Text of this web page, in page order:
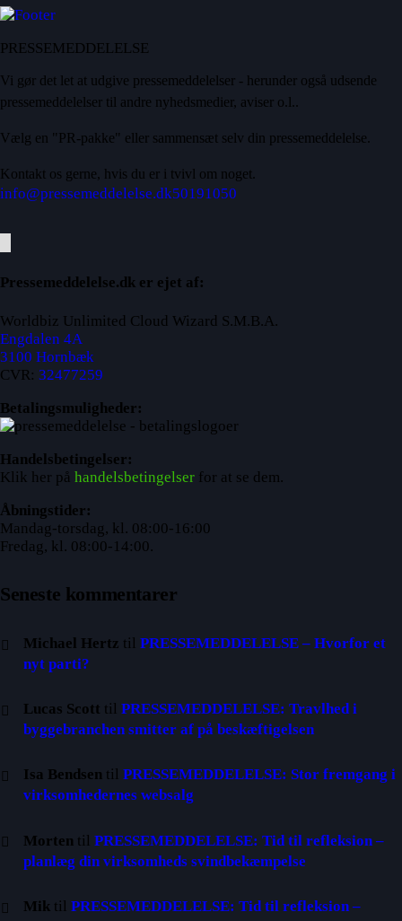
PRESSEMEDDELELSE
Vi gør det let at udgive pressemeddelelser - herunder også udsende
pressemeddelelser til andre nyhedsmedier, aviser o.l..
Vælg en "PR-pakke" eller sammensæt selv din pressemeddelelse.
Kontakt os gerne, hvis du er i tvivl om noget.
info@pressemeddelelse.dk50191050
Pressemeddelelse.dk er ejet af:
Worldbiz Unlimited Cloud Wizard S.M.B.A.
Engdalen 4A
3100 Hornbæk
CVR: 32477259
Betalingsmuligheder:
Handelsbetingelser:
Klik her på handelsbetingelser for at se dem.
Åbningstider:
Mandag-torsdag, kl. 08:00-16:00
Fredag, kl. 08:00-14:00.
Seneste kommentarer
Michael Hertz tilPRESSEMEDDELELSE – Hvorfor et
nyt parti?
Lucas Scott tilPRESSEMEDDELELSE: Travlhed i
byggebranchen smitter af på beskæftigelsen
Isa Bendsen tilPRESSEMEDDELELSE: Stor fremgang i
virksomhedernes websalg
Morten tilPRESSEMEDDELELSE: Tid til refleksion –
planlæg din virksomheds svindbekæmpelse
Mik tilPRESSEMEDDELELSE: Tid til refleksion –